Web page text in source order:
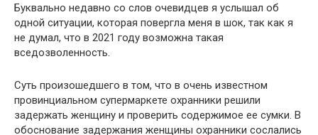
Буквально недавно со слов очевидцев я услышал об
одной ситуации, которая повергла меня в шок, так как я
не думал, что в 2021 году возможна такая
вседозволенность.
Суть произошедшего в том, что в очень известном
провинциальном супермаркете охранники решили
задержать женщину и проверить содержимое ее сумки. В
обоснование задержания женщины охранники сослались